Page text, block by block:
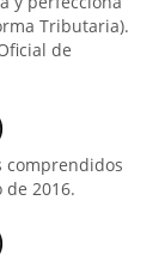
Tributaria).
de
comprendidos
de 2016.